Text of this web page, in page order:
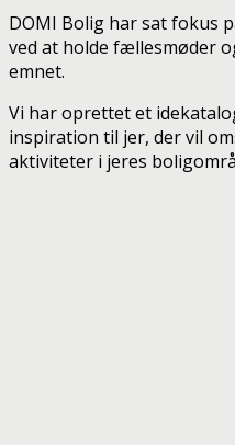
DOMI Bolig har sat fokus
ved at holde fællesmøder
emnet.
Vi har oprettet et
inspiration til jer, der vil
aktiviteter i jeres